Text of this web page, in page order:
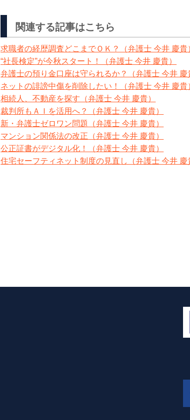
関連する記事はこちら
求職者の経歴調査どこまでＯＫ？（弁護士 今井 慶貴
“社長検定”が今秋スタート！（弁護士 今井 慶貴）
弁護士の預り金口座は守られるか？（弁護士 今井 慶
ネットの誹謗中傷を削除したい！（弁護士 今井 慶貴
相続人、不動産を探す（弁護士 今井 慶貴）
裁判所もＡＩを活用へ？（弁護士 今井 慶貴）
新・弁護士ゼロワン問題（弁護士 今井 慶貴）
マンション関係法の改正（弁護士 今井 慶貴）
公正証書がデジタル化！（弁護士 今井 慶貴）
住宅セーフティネット制度の見直し（弁護士 今井 慶